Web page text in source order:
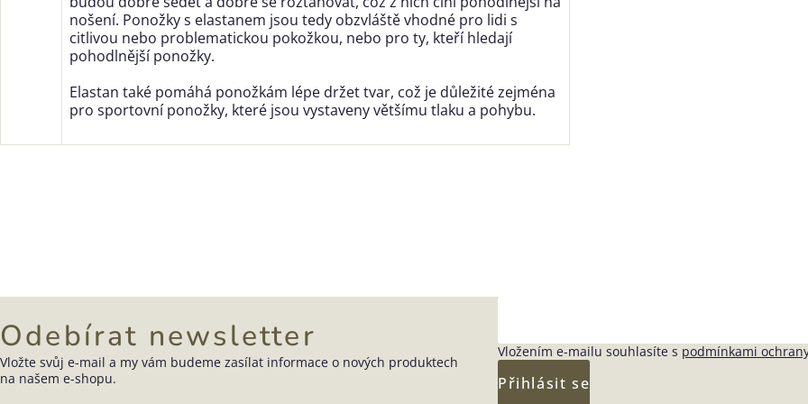
nošení. Ponožky s elastanem jsou tedy obzvláště vhodné pro lidi s
citlivou nebo problematickou pokožkou, nebo pro ty, kteří hledají
pohodlnější ponožky.
Elastan také pomáhá ponožkám lépe držet tvar, což je důležité zejména
pro sportovní ponožky, které jsou vystaveny většímu tlaku a pohybu.
Zápatí
Odebírat newsletter
Vložte svůj e-mail a my vám budeme zasílat informace o nových produktech
na našem e-shopu.
Vložením e-mailu souhlasíte s podmínkami
Přihlásit se